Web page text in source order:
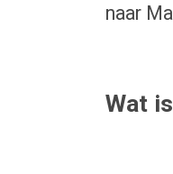
naar
Wat